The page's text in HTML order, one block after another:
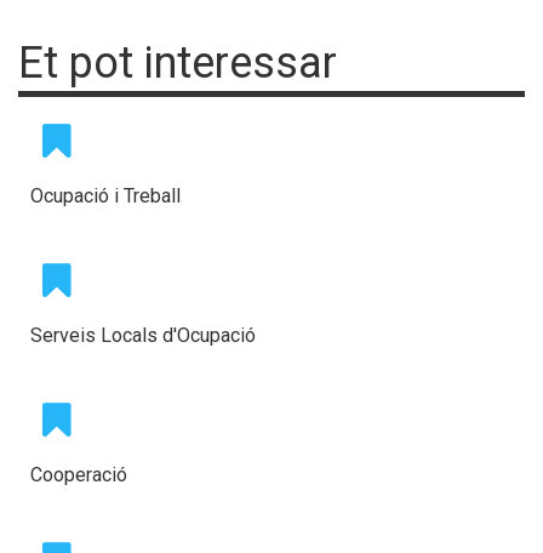
Et pot interessar
Ocupació i Treball
Serveis Locals d'Ocupació
Cooperació